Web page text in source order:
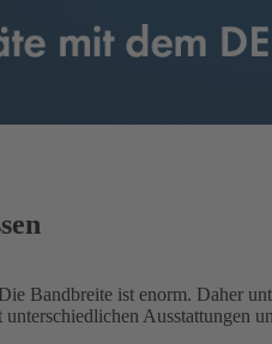
Bandbreite ist enorm. Daher
Ausstattungen